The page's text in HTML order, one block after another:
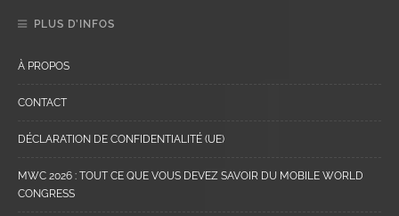
PLUS D’INFOS
À PROPOS
CONTACT
DÉCLARATION DE CONFIDENTIALITÉ (UE)
MWC 2026 : TOUT CE QUE VOUS DEVEZ SAVOIR DU MOBILE WORLD
CONGRESS